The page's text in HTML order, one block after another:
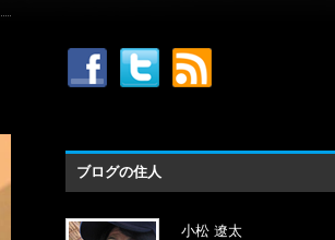
ブログの住人
小松 遼太